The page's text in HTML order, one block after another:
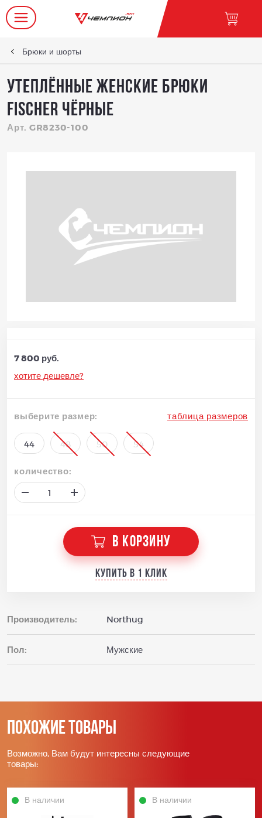
Брюки и шорты
Утеплённые женские брюки
FISCHER чёрные
Арт. GR8230-100
7 800 руб.
хотите дешевле?
выберите размер: таблица размеров
44 48 50 54
количество:
В КОРЗИНУ
Купить в 1 клик
Производитель: Northug
Пол: Мужские
Похожие товары
Возможно, Вам будут интересны следующие
товары:
В наличии В наличии